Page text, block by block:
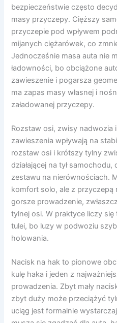
bezpieczeństwie często
masy przyczepy. Cięższy
przyczepie pod wpływem
mijanych ciężarówek, co
Jednocześnie masa auta nie
ładowności, bo obciążone
zawieszenie i pogarsza
ma zapas masy własnej i
załadowanej przyczepy.
Rozstaw osi, zwisy nadwozia
zawieszenia wpływają na
rozstaw osi i krótszy tylny
działającej na tył
zestawu na nierównościach.
komfort solo, ale z
gorsze prowadzenie,
tylnej osi. W praktyce liczy
tulei, bo luzy w podwoziu
holowania.
Nacisk na hak to pionowe
kulę haka i jeden z
prowadzenia. Zbyt mały
zbyt duży może przeciążyć
uciąg jest formalnie